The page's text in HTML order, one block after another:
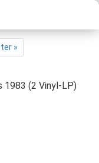
»
1983 (2 Vinyl-LP)